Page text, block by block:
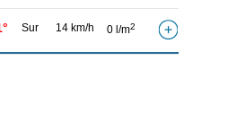
Sur 14 km/h 0 l/m2